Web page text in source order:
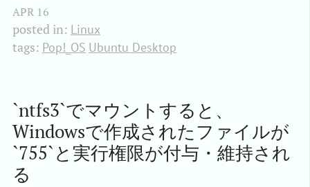
APR 16
posted in: Linux
tags: Pop!_OS Ubuntu Desktop
`ntfs3`でマウントすると、
Windowsで作成されたファイルが
`755`と実行権限が付与・維持され
る